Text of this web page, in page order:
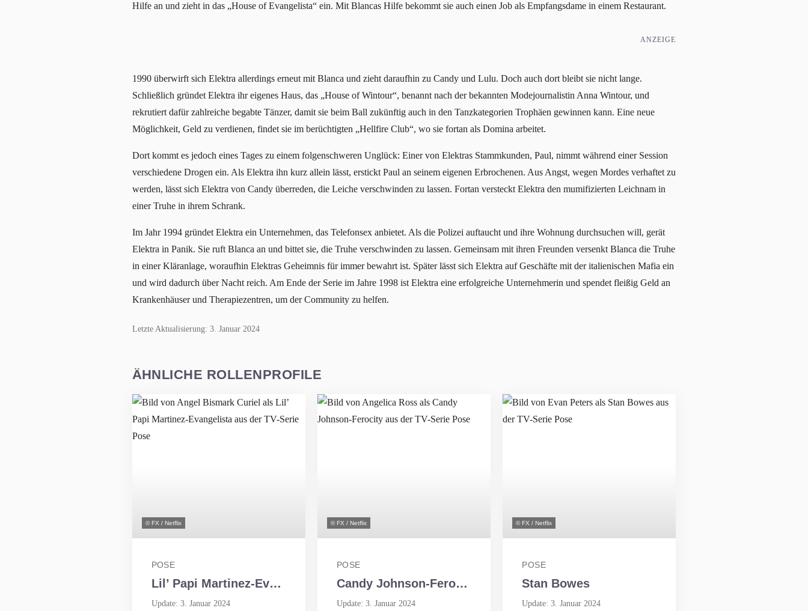
Hilfe an und zieht in das „House of Evangelista“ ein. Mit Blancas Hilfe bekommt sie auch einen Job als Empfangsdame in einem Restaurant.
ANZEIGE
1990 überwirft sich Elektra allerdings erneut mit Blanca und zieht daraufhin zu Candy und Lulu. Doch auch dort bleibt sie nicht lange.
Schließlich gründet Elektra ihr eigenes Haus, das „House of Wintour“, benannt nach der bekannten Modejournalistin Anna Wintour, und
rekrutiert dafür zahlreiche begabte Tänzer, damit sie beim Ball zukünftig auch in den Tanzkategorien Trophäen gewinnen kann. Eine neue
Möglichkeit, Geld zu verdienen, findet sie im berüchtigten „Hellfire Club“, wo sie fortan als Domina arbeitet.
Dort kommt es jedoch eines Tages zu einem folgenschweren Unglück: Einer von Elektras Stammkunden, Paul, nimmt während einer Session
verschiedene Drogen ein. Als Elektra ihn kurz allein lässt, erstickt Paul an seinem eigenen Erbrochenen. Aus Angst, wegen Mordes verhaftet zu
werden, lässt sich Elektra von Candy überreden, die Leiche verschwinden zu lassen. Fortan versteckt Elektra den mumifizierten Leichnam in
einer Truhe in ihrem Schrank.
Im Jahr 1994 gründet Elektra ein Unternehmen, das Telefonsex anbietet. Als die Polizei auftaucht und ihre Wohnung durchsuchen will, gerät
Elektra in Panik. Sie ruft Blanca an und bittet sie, die Truhe verschwinden zu lassen. Gemeinsam mit ihren Freunden versenkt Blanca die Truhe
in einer Kläranlage, woraufhin Elektras Geheimnis für immer bewahrt ist. Später lässt sich Elektra auf Geschäfte mit der italienischen Mafia ein
und wird dadurch über Nacht reich. Am Ende der Serie im Jahre 1998 ist Elektra eine erfolgreiche Unternehmerin und spendet fleißig Geld an
Krankenhäuser und Therapiezentren, um der Community zu helfen.
Letzte Aktualisierung: 3. Januar 2024
ÄHNLICHE ROLLENPROFILE
© FX / Netflix
POSE
Lil’ Papi Martinez-Evangelista
Update: 3. Januar 2024
© FX / Netflix
POSE
Candy Johnson-Ferocity
Update: 3. Januar 2024
© FX / Netflix
POSE
Stan Bowes
Update: 3. Januar 2024